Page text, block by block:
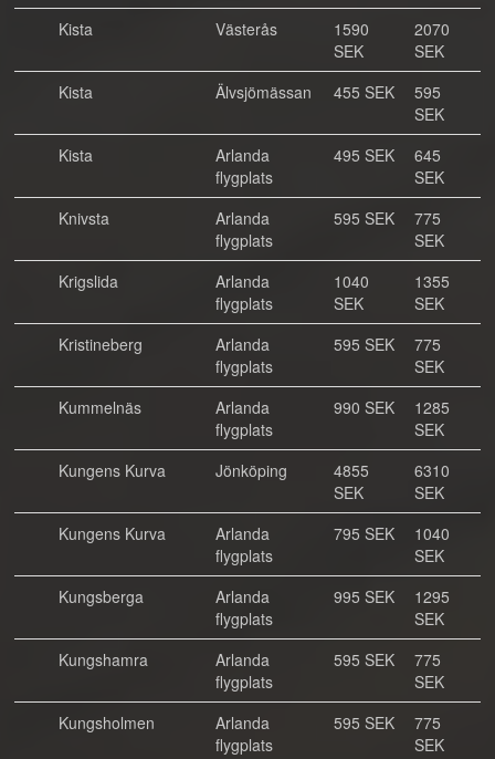
Kista
Västerås
1590
SEK
2070
SEK
Kista
Älvsjömässan 455 SEK
595
SEK
Kista
Arlanda
flygplats
495 SEK
645
SEK
Knivsta
Arlanda
flygplats
595 SEK
775
SEK
Krigslida
Arlanda
flygplats
1040
SEK
1355
SEK
Kristineberg
Arlanda
flygplats
595 SEK
775
SEK
Kummelnäs
Arlanda
flygplats
990 SEK
1285
SEK
Kungens Kurva
Jönköping
4855
SEK
6310
SEK
Kungens Kurva
Arlanda
flygplats
795 SEK
1040
SEK
Kungsberga
Arlanda
flygplats
995 SEK
1295
SEK
Kungshamra
Arlanda
flygplats
595 SEK
775
SEK
Kungsholmen
Arlanda
flygplats
595 SEK
775
SEK